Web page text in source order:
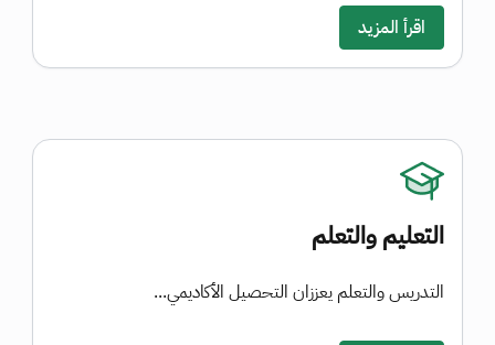
اقرأ المزيد
التعليم والتعلم
التدريس والتعلم يعززان التحصيل الأكاديمي...